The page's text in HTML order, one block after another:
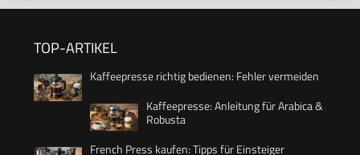
TOP-ARTIKEL
Kaffeepresse richtig bedienen: Fehler vermeiden
Kaffeepresse: Anleitung für Arabica &
Robusta
French Press kaufen: Tipps für Einsteiger